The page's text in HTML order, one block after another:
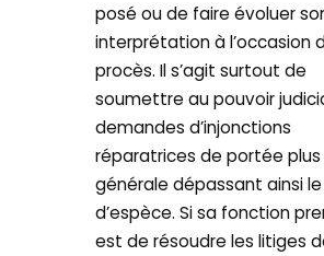
posé ou de faire évoluer
interprétation à l’occasion
procès. Il s’agit surtout de
soumettre au pouvoir
demandes d’injonctions
réparatrices de portée plus
générale dépassant ainsi
d’espèce. Si sa fonction
est de résoudre les litiges